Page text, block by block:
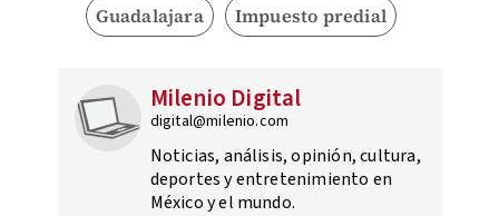
Guadalajara Impuesto predial
Milenio Digital
digital@milenio.com
Noticias, análisis, opinión, cultura,
deportes y entretenimiento en
México y el mundo.